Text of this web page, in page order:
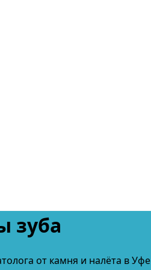
зуба
от камня и налёта в Уфе